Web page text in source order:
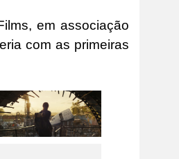
em associação
com as primeiras